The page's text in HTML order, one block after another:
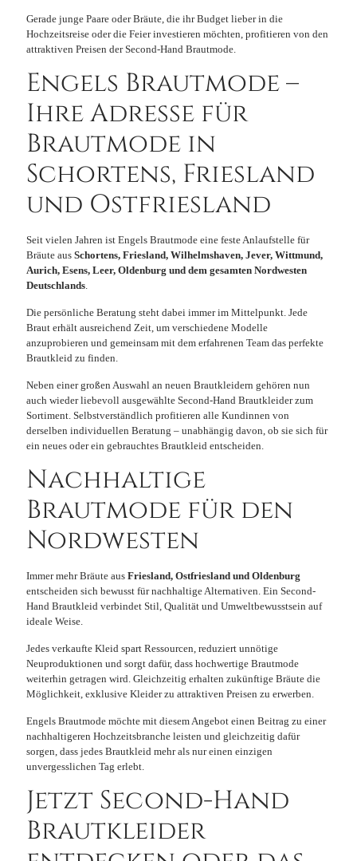
Gerade junge Paare oder Bräute, die ihr Budget lieber in die
Hochzeitsreise oder die Feier investieren möchten, profitieren von den
attraktiven Preisen der Second-Hand Brautmode.
Engels Brautmode –
Ihre Adresse für
Brautmode in
Schortens, Friesland
und Ostfriesland
Seit vielen Jahren ist Engels Brautmode eine feste Anlaufstelle für
Bräute aus Schortens, Friesland, Wilhelmshaven, Jever, Wittmund,
Aurich, Esens, Leer, Oldenburg und dem gesamten Nordwesten
Deutschlands
Die persönliche Beratung steht dabei immer im Mittelpunkt. Jede
Braut erhält ausreichend Zeit, um verschiedene Modelle
anzuprobieren und gemeinsam mit dem erfahrenen Team das perfekte
Brautkleid zu finden.
Neben einer großen Auswahl an neuen Brautkleidern gehören nun
auch wieder liebevoll ausgewählte Second-Hand Brautkleider zum
Sortiment. Selbstverständlich profitieren alle Kundinnen von
derselben individuellen Beratung – unabhängig davon, ob sie sich für
ein neues oder ein gebrauchtes Brautkleid entscheiden.
Nachhaltige
Brautmode für den
Nordwesten
Immer mehr Bräute aus Friesland, Ostfriesland und Oldenburg
entscheiden sich bewusst für nachhaltige Alternativen. Ein Second-
Hand Brautkleid verbindet Stil, Qualität und Umweltbewusstsein auf
ideale Weise.
Jedes verkaufte Kleid spart Ressourcen, reduziert unnötige
Neuproduktionen und sorgt dafür, dass hochwertige Brautmode
weiterhin getragen wird. Gleichzeitig erhalten zukünftige Bräute die
Möglichkeit, exklusive Kleider zu attraktiven Preisen zu erwerben.
Engels Brautmode möchte mit diesem Angebot einen Beitrag zu einer
nachhaltigeren Hochzeitsbranche leisten und gleichzeitig dafür
sorgen, dass jedes Brautkleid mehr als nur einen einzigen
unvergesslichen Tag erlebt.
Jetzt Second-Hand
Brautkleider